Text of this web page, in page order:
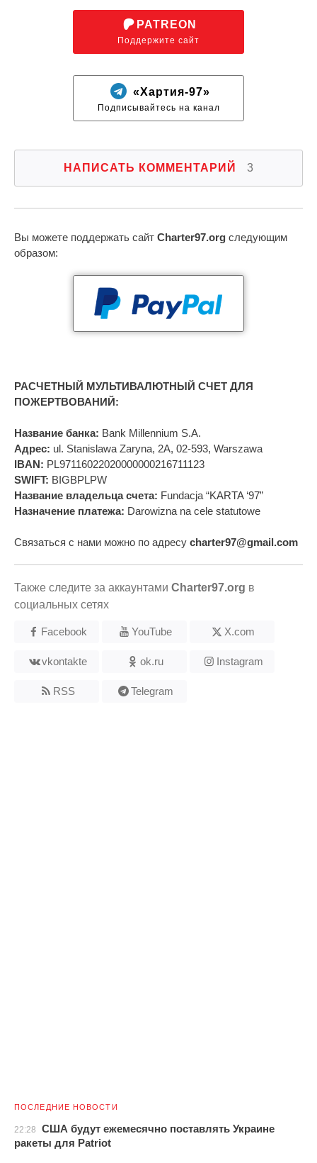
PATREON
Поддержите сайт
«Хартия-97»
Подписывайтесь на канал
НАПИСАТЬ КОММЕНТАРИЙ 3
Вы можете поддержать сайт Charter97.org следующим
образом:
РАСЧЕТНЫЙ МУЛЬТИВАЛЮТНЫЙ СЧЕТ ДЛЯ
ПОЖЕРТВОВАНИЙ:
Название банка: Bank Millennium S.A.
Адрес: ul. Stanislawa Zaryna, 2A, 02-593, Warszawa
IBAN: PL97116022020000000216711123
SWIFT: BIGBPLPW
Название владельца счета: Fundacja “KARTA ‘97”
Назначение платежа: Darowizna na cele statutowe
Связаться с нами можно по адресу charter97@gmail.com
Также следите за аккаунтами Charter97.org в
социальных сетях
Facebook YouTube X.com
vkontakte ok.ru Instagram
RSS Telegram
ПОСЛЕДНИЕ НОВОСТИ
22:28
США будут ежемесячно поставлять Украине
ракеты для Patriot